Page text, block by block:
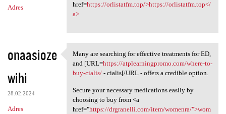
Adres
href=https://orlistatfm.top/>https://orlistatfm.top</
a>
onaasioze
wihi
28.02.2024
Adres
Many are searching for
Many are searching for effective treatments for ED,
and [URL=https://atplearningpromo.com/where-to-
buy-cialis/- cialis[/URL - offers a credible option.
Secure your necessary medications easily by
choosing to buy from <a
href="https://drgranelli.com/item/womenra/">wom